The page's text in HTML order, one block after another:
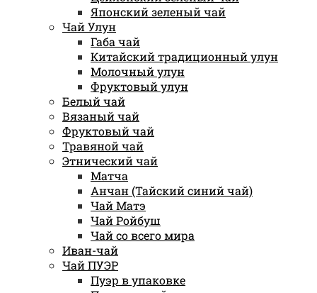
Японский зеленый чай
Чай Улун
Габа чай
Китайский традиционный улун
Молочный улун
Фруктовый улун
Белый чай
Вязаный чай
Фруктовый чай
Травяной чай
Этнический чай
Матча
Анчан (Тайский синий чай)
Чай Матэ
Чай Ройбуш
Чай со всего мира
Иван-чай
Чай ПУЭР
Пуэр в упаковке